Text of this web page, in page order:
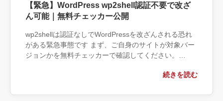
【緊急】WordPress wp2shell認証不要で改ざ
ん可能｜無料チェッカー公開
wp2shellは認証なしでWordPressを改ざんされる恐れ
がある緊急事態です まず、ご自身のサイトが対象バー
ジョンかを無料チェッカーで確認してください。
続きを読む